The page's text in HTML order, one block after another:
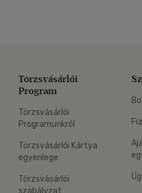
Törzsvásárlói
Program
Törzsvásárlói
Programunkról
Törzsvásárlói Kártya
egyenlege
Törzsvásárlói
szabályzat